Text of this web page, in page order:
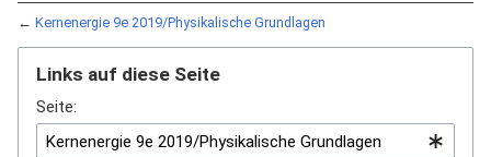
← Kernenergie 9e 2019/Physikalische Grundlagen
Links auf diese Seite
Seite: